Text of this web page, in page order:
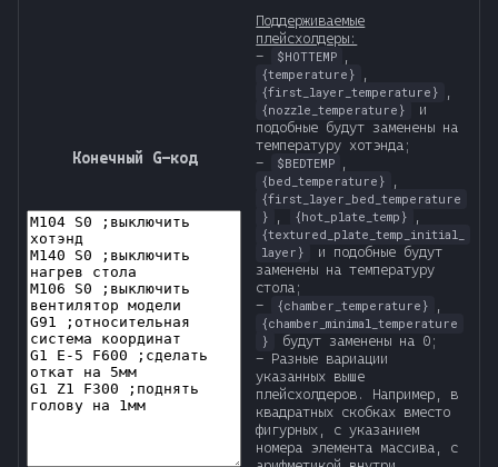
Поддерживаемые
плейсхолдеры:
-
$HOTTEMP ,
{temperature} ,
{first_layer_temperature} ,
{nozzle_temperature}
и
подобные будут заменены на
температуру хотэнда;
-
$BEDTEMP ,
{bed_temperature} ,
{first_layer_bed_temperature
}
, {hot_plate_temp} ,
{textured_plate_temp_initial_
layer}
и подобные будут
заменены на температуру
стола;
-
{chamber_temperature} ,
{chamber_minimal_temperature
}
будут заменены на 0;
- Разные вариации
указанных выше
плейсхолдеров. Например, в
квадратных скобках вместо
фигурных, с указанием
номера элемента массива, с
Конечный G-код